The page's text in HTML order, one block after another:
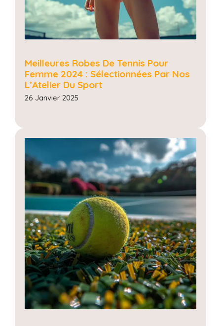
Meilleures Robes De Tennis Pour
Femme 2024 : Sélectionnées Par Nos
L’Atelier Du Sport
26 Janvier 2025